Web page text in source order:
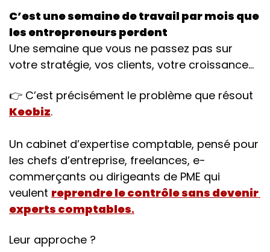
C’est une semaine de travail par mois que
les entrepreneurs perdent
Une semaine que vous ne passez pas sur
votre stratégie, vos clients, votre croissance…
Keobiz.
Un cabinet d’expertise comptable, pensé pour
les chefs d’entreprise, freelances, e-
commerçants ou dirigeants de PME qui
veulent reprendre le contrôle sans devenir
experts comptables.
Leur approche ?